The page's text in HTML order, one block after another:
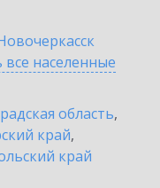
все населенные
область,
край,
край